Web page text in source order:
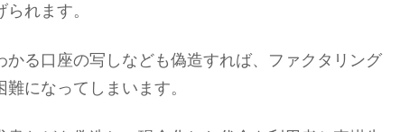
れます。
る口座の写しなども偽造すれば、ファクタリング
になってしまいます。